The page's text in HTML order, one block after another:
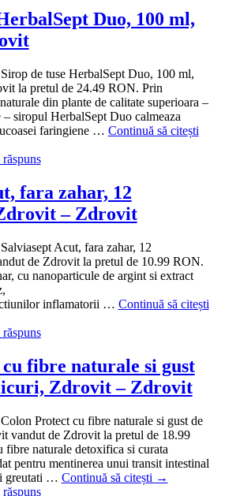
Duo, 100 ml,
de tuse HerbalSept Duo, 100 ml,
la pretul de 24.49 RON. Prin
din plante de calitate superioara –
siropul HerbalSept Duo calmeaza
faringiene … Continuă să citești
fara zahar, 12
– Zdrovit
Acut, fara zahar, 12
de Zdrovit la pretul de 10.99 RON.
cu nanoparticule de argint si extract
inflamatorii … Continuă să citești
fibre naturale si gust
Zdrovit – Zdrovit
Protect cu fibre naturale si gust de
vandut de Zdrovit la pretul de 18.99
naturale detoxifica si curata
pentru mentinerea unui transit intestinal
greutati … Continuă să citești →